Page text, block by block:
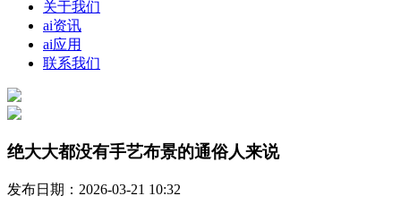
关于我们
ai资讯
ai应用
联系我们
绝大大都没有手艺布景的通俗人来说
发布日期：2026-03-21 10:32